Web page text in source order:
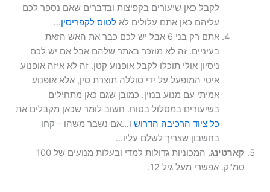
לקבל כאן שיעורים בקפיצות ובדברים שאם נספר לכם
עליהם כאן אתם עלולים לאלטוס לקפריסין…
אתם רק בני 6 אבל יש לכם כבר את האש הזאת
בעיניים. זה לא מוזכר באתר שלהם אבל אם יש לכם
ניסיון אולי תוכלו לקבל אופנוע קטן. זה לא איזה אופנוע
איטי המופעל על ידי סוללה תוצרת סין, אלא אופנוע
אמיתי עם מנוע בנזין. כמובן שגם כאן מתחילים
בשיעורים במסלול בטוח. חשוב לומר שכאן מקבלים את
כל ציוד הרכיבה הדרוש ו…אם נשבר משהו – קחו
בחשבון שצריך לשלם עליו…
קארטינג.
המכוניות גדולות למדי ובעלות מנועים של 100
סמ"ק. אפשרי מעל גיל 12.